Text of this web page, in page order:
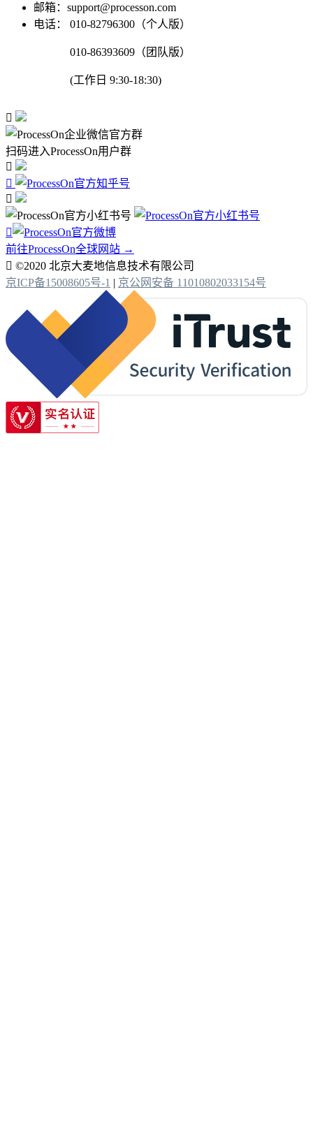
邮箱：support@processon.com
电话：
010-82796300（个人版）
010-86393609（团队版）
(工作日 9:30-18:30)

扫码进入ProcessOn用户群




前往ProcessOn全球网站 →
 ©2020 北京大麦地信息技术有限公司
京ICP备15008605号-1 | 京公网安备 11010802033154号